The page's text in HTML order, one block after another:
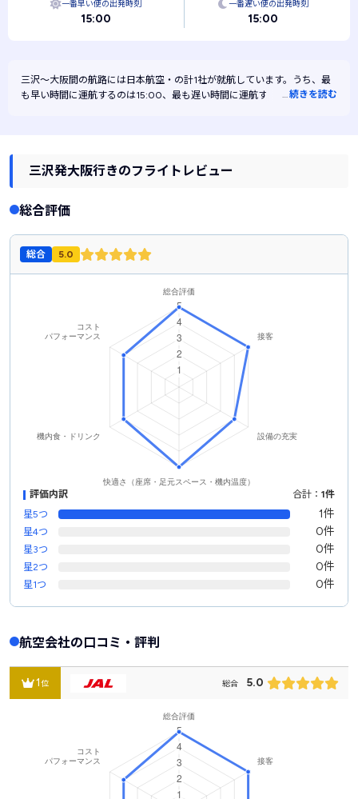
一番早い便の出発時刻
15:00
一番遅い便の出発時刻
15:00
三沢～大阪間の航路には 日本航空・ の計1社が就航しています。うち、最
も早い時間に運航するのは15:00、最も遅い時間に運航するのは15:00で
…続きを読む
三沢発大阪行きのフライトレビュー
総合評価
総合 5.0
評価内訳 合計： 1件
星5つ
1件
星4つ 0件
星3つ 0件
星2つ 0件
星1つ 0件
航空会社の口コミ・評判
1位 総合 5.0